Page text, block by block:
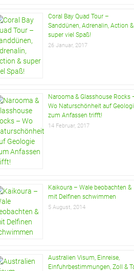
Coral Bay Quad Tour –
Sanddünen, Adrenalin, Action &
super viel Spaß!
26 Januar, 2017
Narooma & Glasshouse Rocks
Wo Naturschönheit auf
zum Anfassen trifft!
14 Februar, 2017
Kaikoura – Wale beobachten &
mit Delfinen schwimmen
5 August, 2014
Australien Visum, Einreise,
Einfuhrbestimmungen, Zoll &